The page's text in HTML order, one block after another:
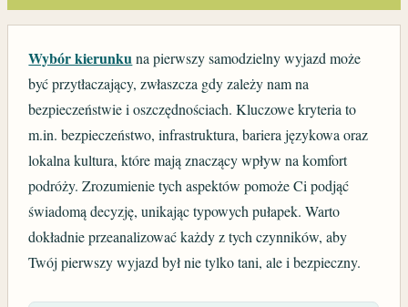
Wybór kierunkuna pierwszy samodzielny wyjazd może
być przytłaczający, zwłaszcza gdy zależy nam na
bezpieczeństwie i oszczędnościach. Kluczowe kryteria to
m.in. bezpieczeństwo, infrastruktura, bariera językowa oraz
lokalna kultura, które mają znaczący wpływ na komfort
podróży. Zrozumienie tych aspektów pomoże Ci podjąć
świadomą decyzję, unikając typowych pułapek. Warto
dokładnie przeanalizować każdy z tych czynników, aby
Twój pierwszy wyjazd był nie tylko tani, ale i bezpieczny.